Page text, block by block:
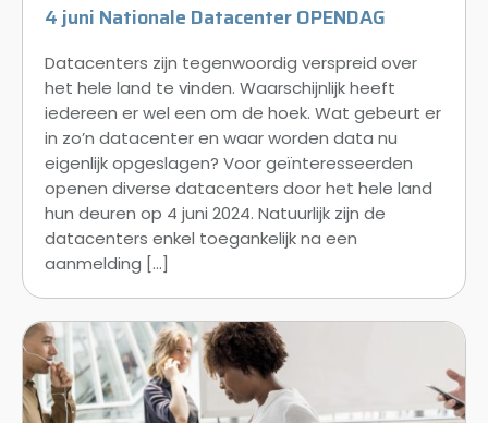
4 juni Nationale Datacenter OPENDAG
Datacenters zijn tegenwoordig verspreid over
het hele land te vinden. Waarschijnlijk heeft
iedereen er wel een om de hoek. Wat gebeurt er
in zo’n datacenter en waar worden data nu
eigenlijk opgeslagen? Voor geïnteresseerden
openen diverse datacenters door het hele land
hun deuren op 4 juni 2024. Natuurlijk zijn de
datacenters enkel toegankelijk na een
aanmelding […]